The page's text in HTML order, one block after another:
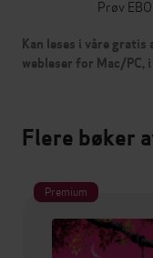
Prøv
Kan leses i våre
webleser for Mac/PC,
Flere bøker
Premium